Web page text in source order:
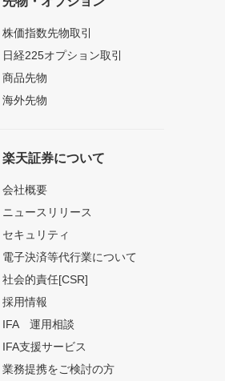
株価指数先物取引
日経225オプション取引
商品先物
海外先物
楽天証券について
会社概要
ニュースリリース
セキュリティ
電子決済等代行業について
社会的責任[CSR]
採用情報
IFA 運用相談
IFA支援サービス
業務提携をご検討の方